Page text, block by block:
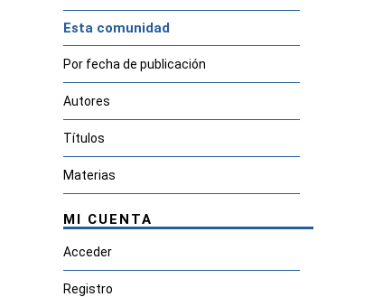
Esta comunidad
Por fecha de publicación
Autores
Títulos
Materias
MI CUENTA
Acceder
Registro